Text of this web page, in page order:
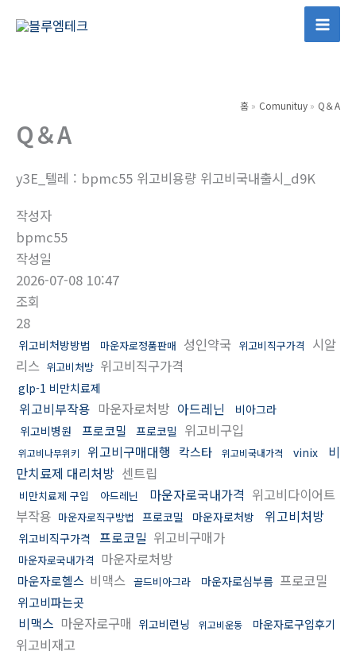
Main
홈 Comunituy Q＆A
Q＆A
y3E_텔레 : bpmc55 위고비용량 위고비국내출시_d9K
작성자
bpmc55
작성일
2026-07-08 10:47
조회
28
위고비처방방법 마운자로정품판매 성인약국 위고비직구가격
시알
리스 위고비처방 위고비직구가격
glp-1 비만치료제
위고비부작용 마운자로처방 아드레닌
비아그라
위고비병원
프로코밀 프로코밀 위고비구입
위고비나무위키 위고비구매대행 칵스타 위고비국내가격 vinix
비
만치료제 대리처방 센트립
비만치료제 구입 아드레닌 마운자로국내가격 위고비다이어트
부작용 마운자로직구방법 프로코밀 마운자로처방 위고비처방
위고비직구가격 프로코밀 위고비구매가
마운자로국내가격 마운자로처방
마운자로헬스 비맥스 골드비아그라 마운자로심부름 프로코밀
위고비파는곳
비맥스 마운자로구매 위고비런닝 위고비운동 마운자로구입후기
위고비재고